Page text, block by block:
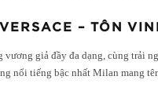
– TÔN
vương giả đầy đa dạng, cùng trải
nổi tiếng bậc nhất Milan mang